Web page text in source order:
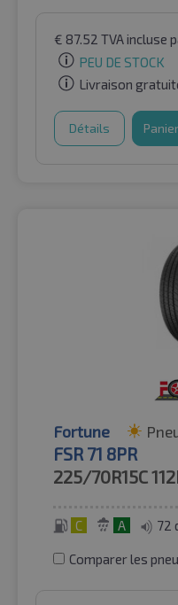
€ 87.52 TVA incluse
PEU DE STOCK
Livraison
Détails
Fortune
FSR 71 8PR
225/70R15C
C A 72
Comparer les